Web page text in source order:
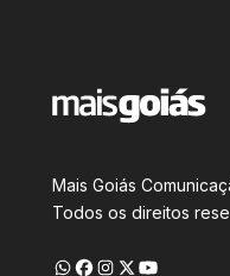
Mais Goiás
Todos os direitos